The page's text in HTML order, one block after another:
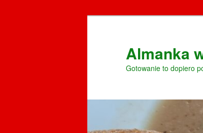
Almanka
Gotowanie to dopiero